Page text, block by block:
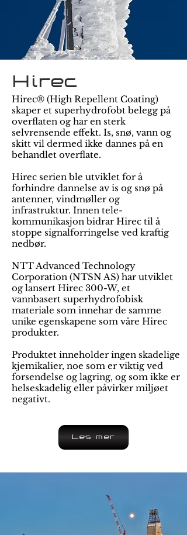
Hirec
Hirec® (High Repellent Coating)
skaper et superhydrofobt belegg på
overflaten og har en sterk
selvrensende effekt. Is, snø, vann og
skitt vil dermed ikke dannes på en
behandlet overflate.
Hirec serien ble utviklet for å
forhindre dannelse av is og snø på
antenner, vindmøller og
infrastruktur. Innen tele-
kommunikasjon bidrar Hirec til å
stoppe signalforringelse ved kraftig
nedbør.
NTT Advanced Technology
Corporation (NTSN AS) har utviklet
og lansert Hirec 300-W, et
vannbasert superhydrofobisk
materiale som innehar de samme
unike egenskapene som våre Hirec
produkter.
Produktet inneholder ingen skadelige
kjemikalier, noe som er viktig ved
forsendelse og lagring, og som ikke er
helseskadelig eller påvirker miljøet
negativt.
Les mer